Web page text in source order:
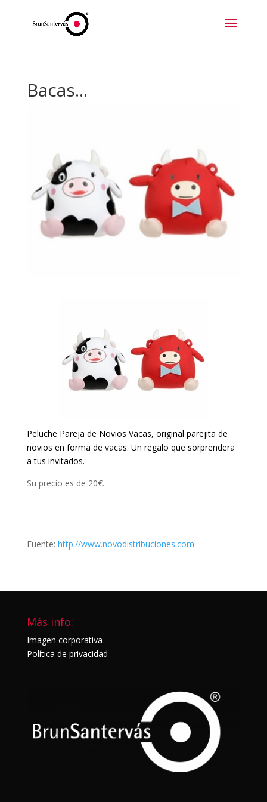
Bacas...
Peluche Pareja de Novios Vacas, original parejita de
novios en forma de vacas. Un regalo que sorprendera
a tus invitados.
Su precio es de 20€.
Fuente: http://www.novodistribuciones.com
Más info:
Imagen corporativa
Política de privacidad